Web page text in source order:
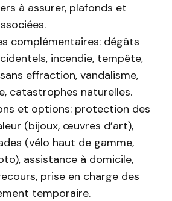
à assurer, plafonds et
complémentaires: dégâts
incendie, tempête,
effraction, vandalisme,
catastrophes naturelles.
et options: protection des
(bijoux, œuvres d’art),
(vélo haut de gamme,
assistance à domicile,
prise en charge des
temporaire.